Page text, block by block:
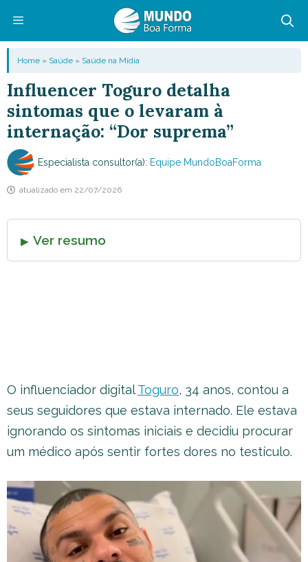
conteúdo
Menu
Home » Saúde » Saúde na Mídia
Influencer Toguro detalha
sintomas que o levaram à
internação: “Dor suprema”
Especialista consultor(a): Equipe MundoBoaForma
atualizado em 22/07/2026
Ver resumo
O influenciador digitalToguro, 34 anos, contou a
seus seguidores que estava internado. Ele estava
ignorando os sintomas iniciais e decidiu procurar
um médico após sentir fortes dores no testículo.